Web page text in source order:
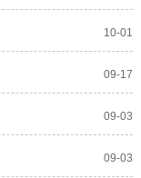
10-01
09-17
09-03
09-03